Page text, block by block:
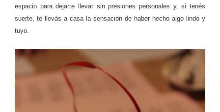
espacio para dejarte llevar sin presiones personales y, si tenés
suerte, te llevás a casa la sensación de haber hecho algo lindo y
tuyo.